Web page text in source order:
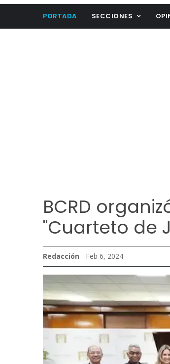
PORTADA SECCIONES
BCRD
"Cuarteto de
Redacción - Feb 6, 2024